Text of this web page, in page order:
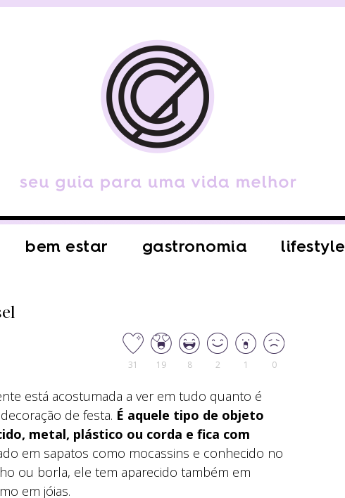
bem estar gastronomia lifestyle
31 19 8 2 1 0
está acostumada a ver em tudo quanto é
de festa. É aquele tipo de objeto
metal, plástico ou corda e fica com
em sapatos como mocassins e conhecido no
ou borla, ele tem aparecido também em
em jóias.